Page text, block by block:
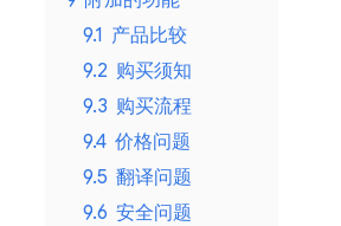
9.1 产品比较
9.2 购买须知
9.3 购买流程
9.4 价格问题
9.5 翻译问题
9.6 安全问题